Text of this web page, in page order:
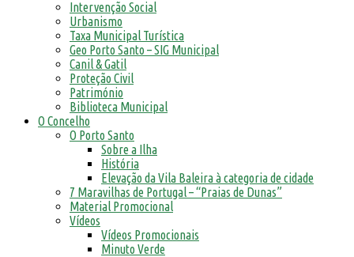
Intervenção Social
Urbanismo
Taxa Municipal Turística
Geo Porto Santo – SIG Municipal
Canil & Gatil
Proteção Civil
Património
Biblioteca Municipal
O Concelho
O Porto Santo
Sobre a Ilha
História
Elevação da Vila Baleira à categoria de cidade
7 Maravilhas de Portugal – “Praias de Dunas”
Material Promocional
Vídeos
Vídeos Promocionais
Minuto Verde